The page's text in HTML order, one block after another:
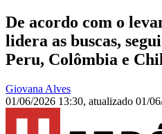
De acordo com o
lidera as buscas,
Peru, Colômbia e
Giovana Alves
01/06/2026 13:30, atualizado 01/